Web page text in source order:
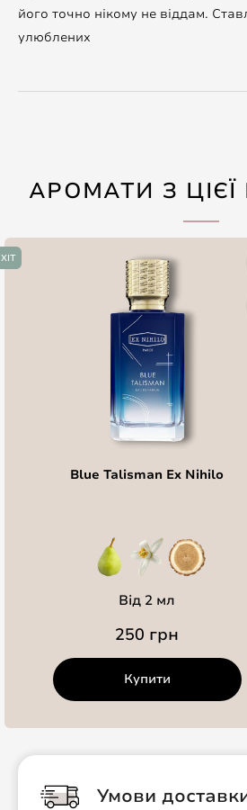
його точно нікому не віддам.
улюблених
АРОМАТИ З ЦІЄЇ
ХІТ
Blue Talisman Ex Nihilo
Від 2 мл
250 грн
Купити
Умови